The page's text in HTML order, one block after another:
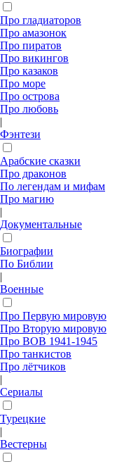
Про гладиаторов
Про амазонок
Про пиратов
Про викингов
Про казаков
Про море
Про острова
Про любовь
|
Фэнтези
Арабские сказки
Про драконов
По легендам и мифам
Про магию
|
Документальные
Биографии
По Библии
|
Военные
Про Первую мировую
Про Вторую мировую
Про ВОВ 1941-1945
Про танкистов
Про лётчиков
|
Сериалы
Турецкие
|
Вестерны